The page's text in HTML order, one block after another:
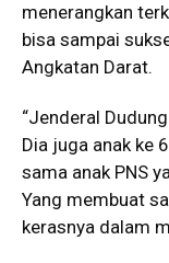
menerangkan
bisa sampai
Angkatan Darat.
“Jenderal
Dia juga anak ke
sama anak PNS
Yang membuat
kerasnya dalam